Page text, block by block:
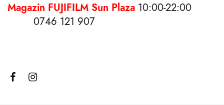
Magazin FUJIFILM Sun Plaza 10:00-22:00
0746 121 907